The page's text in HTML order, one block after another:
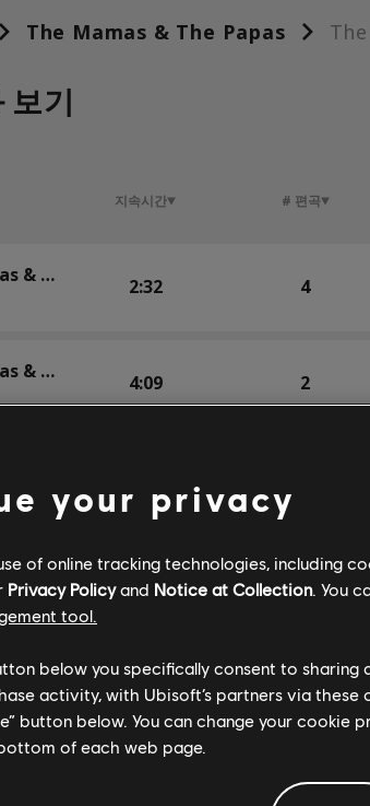
The Mamas & The Papas
보기
지속시간 # 편곡
The Mamas & The Papas
2:32 4
The Mamas & The Papas
4:09 2
The Mamas & The Papas
3:06 2
The Mamas & The Papas
2:57 3
The Mamas & The Papas
your privacy
of online tracking technologies, including
Privacy Policyand Notice at Collection. You
tool.
below you specifically consent to sharing
activity, with Ubisoft’s partners via these
button below. You can change your cookie
of each web page.